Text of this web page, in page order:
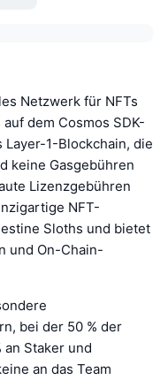
Netzwerk für NFTs
dem Cosmos SDK-
1-Blockchain, die
keine Gasgebühren
Lizenzgebühren
NFT-
Sloths und bietet
und On-Chain-
bei der 50 % der
Staker und
an das Team